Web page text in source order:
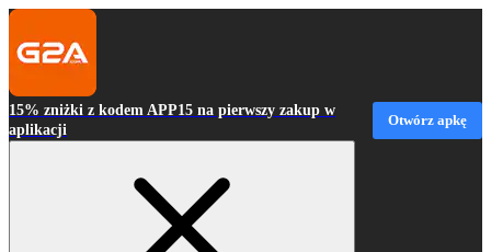
15% zniżki z kodem APP15 na pierwszy zakup w
aplikacji
Otwórz apkę